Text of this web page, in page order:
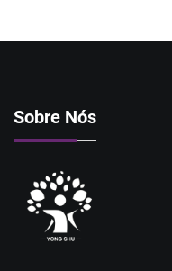
Sobre Nós